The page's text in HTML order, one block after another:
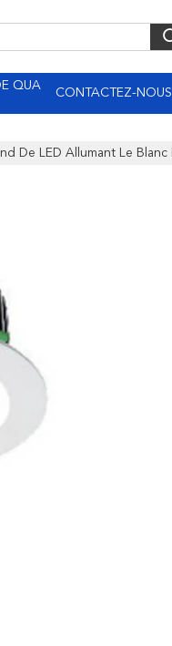
QUA
CONTACTEZ-NOUS
De LED Allumant Le